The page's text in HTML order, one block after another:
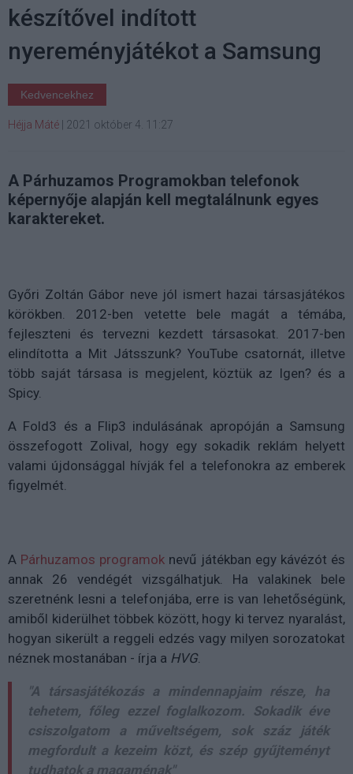
készítővel indított
nyereményjátékot a Samsung
Kedvencekhez
Héjja Máté 2021 október 4. 11:27
A Párhuzamos Programokban telefonok
képernyője alapján kell megtalálnunk egyes
karaktereket.
Győri Zoltán Gábor neve jól ismert hazai társasjátékos
körökben. 2012-ben vetette bele magát a témába,
fejleszteni és tervezni kezdett társasokat. 2017-ben
elindította a Mit Játsszunk? YouTube csatornát, illetve
több saját társasa is megjelent, köztük az Igen? és a
Spicy.
A Fold3 és a Flip3 indulásának apropóján a Samsung
összefogott Zolival, hogy egy sokadik reklám helyett
valami újdonsággal hívják fel a telefonokra az emberek
figyelmét.
A Párhuzamos programok nevű játékban egy kávézót és
annak 26 vendégét vizsgálhatjuk. Ha valakinek bele
szeretnénk lesni a telefonjába, erre is van lehetőségünk,
amiből kiderülhet többek között, hogy ki tervez nyaralást,
hogyan sikerült a reggeli edzés vagy milyen sorozatokat
néznek mostanában - írja a HVG.
"A társasjátékozás a mindennapjaim része, ha
tehetem, főleg ezzel foglalkozom. Sokadik éve
csiszolgatom a műveltségem, sok száz játék
megfordult a kezeim közt, és szép gyűjteményt
tudhatok a magaménak"